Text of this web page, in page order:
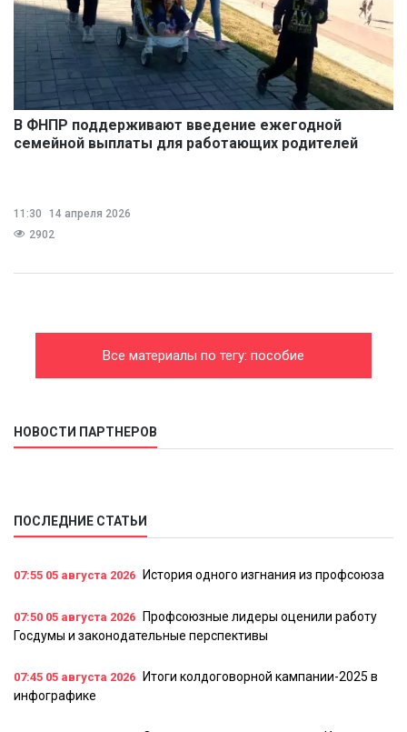
В ФНПР поддерживают введение ежегодной
семейной выплаты для работающих родителей
11:30
14 апреля 2026
2902
Все материалы по тегу: пособие
НОВОСТИ ПАРТНЕРОВ
ПОСЛЕДНИЕ СТАТЬИ
07:55 05 августа 2026 История одного изгнания из профсоюза
07:50 05 августа 2026
Профсоюзные лидеры оценили работу
Госдумы и законодательные перспективы
07:45 05 августа 2026
Итоги колдоговорной кампании-2025 в
инфографике